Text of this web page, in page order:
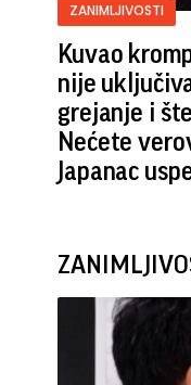
ZANIMLJIVOSTI
Kuvao
nije
grejanje i
Nećete
Japanac